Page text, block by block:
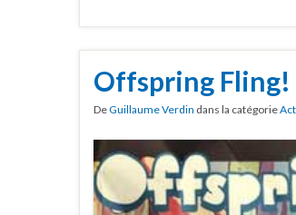
Offspring Fling!
DeGuillaume Verdin dans la catégorie